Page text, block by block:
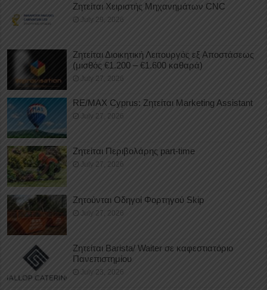
Ζητείται Χειριστής Μηχανημάτων CNC
July 29, 2026
Ζητείται Διοικητική Λειτουργός εξ Αποστάσεως
(μισθός €1.200 – €1.600 καθαρά)
July 27, 2026
RE/MAX Cyprus: Ζητείται Marketing Assistant
July 27, 2026
Ζητείται Περιβολάρης part-time
July 27, 2026
Ζητούνται Οδηγοί Φορτηγού Skip
July 27, 2026
Ζητείται Barista/ Waiter σε καφεστιατόριο
Πανεπιστημίου
July 23, 2026